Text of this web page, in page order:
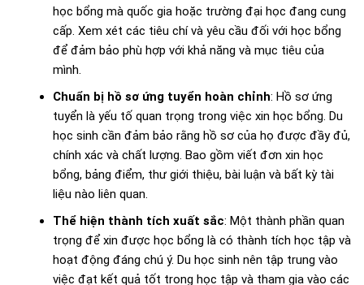
học bổng mà quốc gia hoặc trường đại học đang cung
cấp. Xem xét các tiêu chí và yêu cầu đối với học bổng
để đảm bảo phù hợp với khả năng và mục tiêu của
mình.
Chuẩn bị hồ sơ ứng tuyển hoàn chỉnh: Hồ sơ ứng
tuyển là yếu tố quan trọng trong việc xin học bổng. Du
học sinh cần đảm bảo rằng hồ sơ của họ được đầy đủ,
chính xác và chất lượng. Bao gồm viết đơn xin học
bổng, bảng điểm, thư giới thiệu, bài luận và bất kỳ tài
liệu nào liên quan.
Thể hiện thành tích xuất sắc: Một thành phần quan
trọng để xin được học bổng là có thành tích học tập và
hoạt động đáng chú ý. Du học sinh nên tập trung vào
việc đạt kết quả tốt trong học tập và tham gia vào các